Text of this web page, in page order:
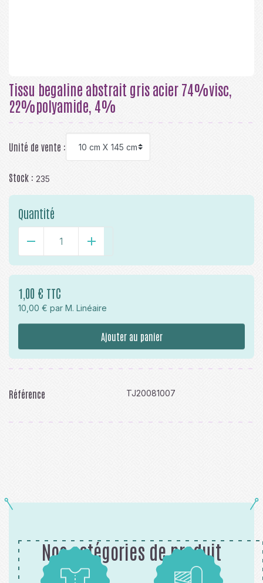
Tissu begaline abstrait gris acier 74%visc,
22%polyamide, 4%
Unité de vente :
Stock : 235
Quantité
- +
1,00 € TTC
10,00 € par M. Linéaire
Ajouter au panier
Référence TJ20081007
Nos catégories de produit